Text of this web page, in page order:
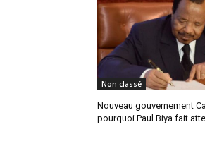
Non classé
Nouveau gouvernement
pourquoi Paul Biya fait